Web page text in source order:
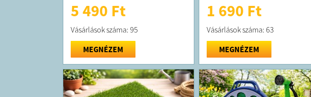
5 490 Ft
Vásárlások száma: 95
MEGNÉZEM
1 690 Ft
Vásárlások száma: 63
MEGNÉZEM